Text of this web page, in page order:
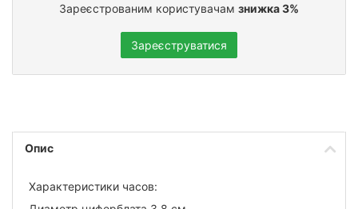
Зареєстрованим користувачам знижка 3%
Зареєструватися
Опис
Характеристики часов: